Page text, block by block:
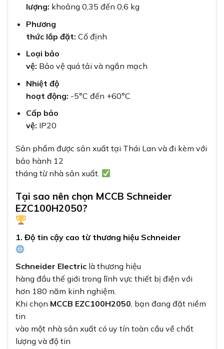
lượng: khoảng 0,35 đến 0,6 kg
Phương
thức lắp đặt: Cố định
Loại bảo
vệ: Bảo vệ quá tải và ngắn mạch
Nhiệt độ
hoạt động: -5°C đến +60°C
Cấp bảo
vệ: IP20
Sản phẩm được sản xuất tại Thái Lan và đi kèm với
bảo hành 12
tháng từ nhà sản xuất.
Tại sao nên chọn MCCB Schneider
EZC100H2050?
1. Độ tin cậy cao từ thương hiệu Schneider
Schneider Electric là thương hiệu
hàng đầu thế giới trong lĩnh vực thiết bị điện với
hơn 180 năm kinh nghiệm.
Khi chọn MCCB EZC100H2050 , bạn đang đặt niềm
tin
vào một nhà sản xuất có uy tín toàn cầu về chất
lượng và độ tin